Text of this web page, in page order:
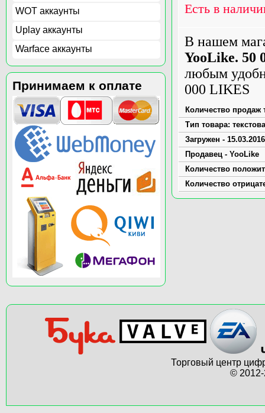
WOT аккаунты
Uplay аккаунты
Warface аккаунты
Принимаем к оплате
Есть в
В нашем
YooLike. 50
любым
000 LIKES
Количество продаж
Тип товара:
Загружен -
Продавец - YooLike
Количество
Количество
Торговый центр
©